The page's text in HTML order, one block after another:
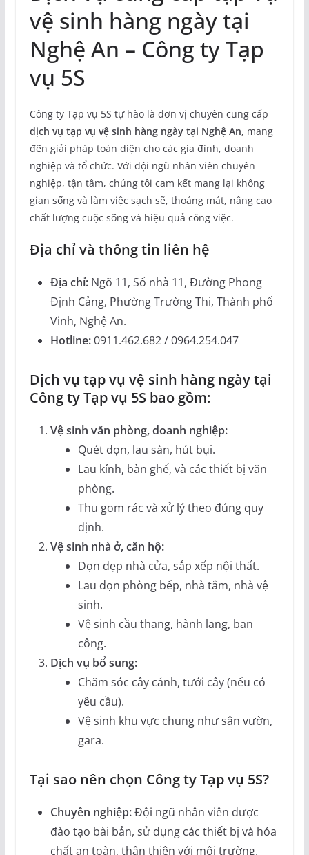
vệ sinh hàng ngày tại
Nghệ An – Công ty Tạp
vụ 5S
Công ty Tạp vụ 5S tự hào là đơn vị chuyên cung cấp
dịch vụ tạp vụ vệ sinh hàng ngày tại Nghệ An, mang
đến giải pháp toàn diện cho các gia đình, doanh
nghiệp và tổ chức. Với đội ngũ nhân viên chuyên
nghiệp, tận tâm, chúng tôi cam kết mang lại không
gian sống và làm việc sạch sẽ, thoáng mát, nâng cao
chất lượng cuộc sống và hiệu quả công việc.
Địa chỉ và thông tin liên hệ
Địa chỉ:Ngõ 11, Số nhà 11, Đường Phong
Định Cảng, Phường Trường Thi, Thành phố
Vinh, Nghệ An.
Hotline:0911.462.682 / 0964.254.047
Dịch vụ tạp vụ vệ sinh hàng ngày tại
Công ty Tạp vụ 5S bao gồm:
Vệ sinh văn phòng, doanh nghiệp:
Quét dọn, lau sàn, hút bụi.
Lau kính, bàn ghế, và các thiết bị văn
phòng.
Thu gom rác và xử lý theo đúng quy
định.
Vệ sinh nhà ở, căn hộ:
Dọn dẹp nhà cửa, sắp xếp nội thất.
Lau dọn phòng bếp, nhà tắm, nhà vệ
sinh.
Vệ sinh cầu thang, hành lang, ban
công.
Dịch vụ bổ sung:
Chăm sóc cây cảnh, tưới cây (nếu có
yêu cầu).
Vệ sinh khu vực chung như sân vườn,
gara.
Tại sao nên chọn Công ty Tạp vụ 5S?
Chuyên nghiệp:Đội ngũ nhân viên được
đào tạo bài bản, sử dụng các thiết bị và hóa
chất an toàn, thân thiện với môi trường.